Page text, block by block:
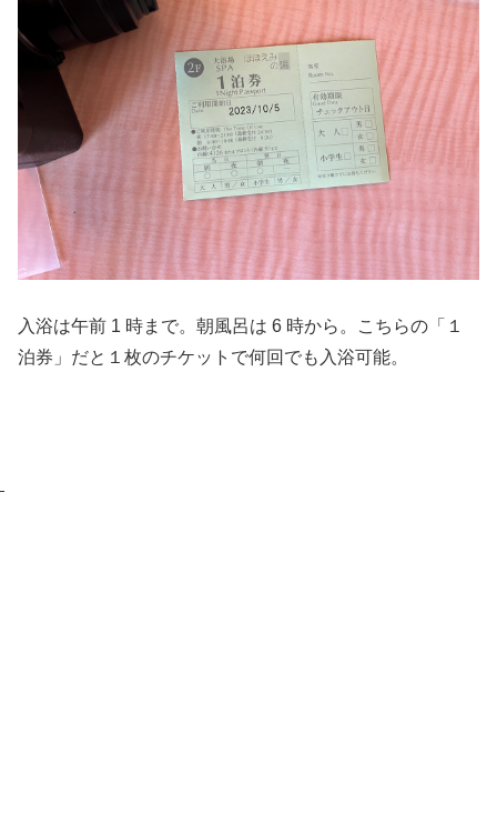
入浴は午前 1 時まで。朝風呂は 6 時から。こちらの「１
泊券」だと１枚のチケットで何回でも入浴可能。